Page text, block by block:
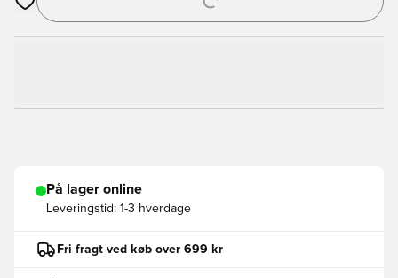
Åbner en Modal til at logge ind eller tilmelde dig som medlem
På lager online
Leveringstid: 1-3 hverdage
Fri fragt ved køb over 699 kr